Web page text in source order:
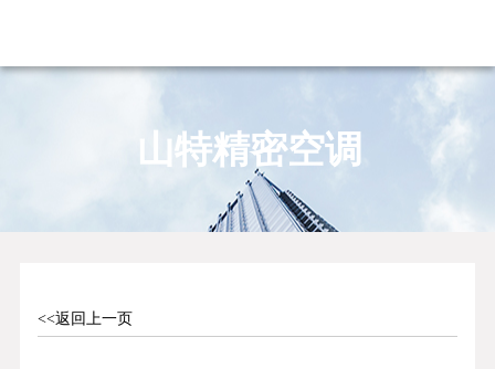
山特精密空调
<<返回上一页